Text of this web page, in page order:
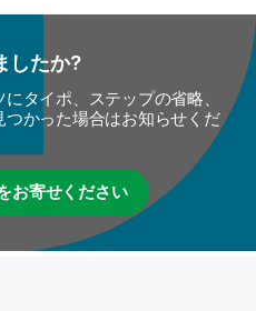
したか?
タイポ、ステップの省略、
かった場合はお知らせくだ
お寄せください